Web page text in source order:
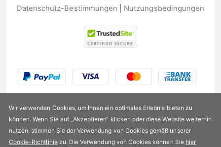
Datenschutz-Bestimmungen
Nutzungsbedingungen
Wir verwenden Cookies, um Ihnen ein optimales Erlebnis bieten zu
können. Wenn Sie auf „Akzeptieren“ klicken oder diese Website weiterhin
nutzen, stimmen Sie der Verwendung von Cookies gemäß unserer
Cookie-Richtliniezu. Die Verwendung von Cookies können Sie hier